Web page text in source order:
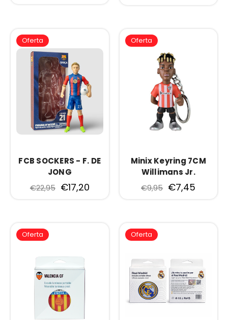
Oferta
FCB SOCKERS - F. DE
JONG
€22,95 €17,20
Oferta
Minix Keyring 7CM
Willimans Jr.
€9,95 €7,45
Oferta Oferta